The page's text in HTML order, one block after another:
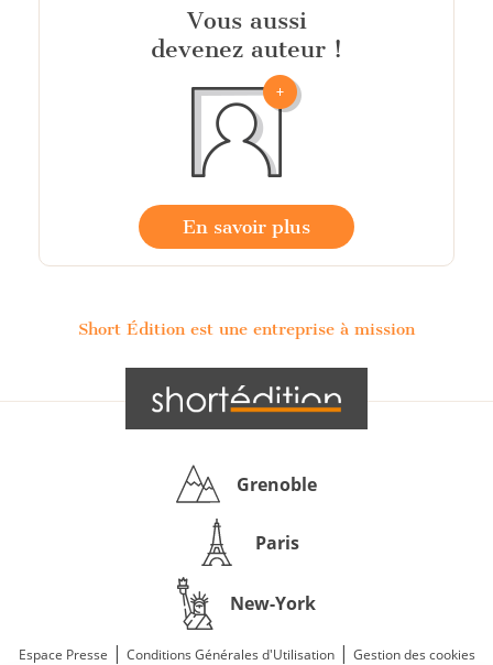
Vous aussi
devenez auteur !
En savoir plus
Short Édition est une entreprise à mission
Grenoble
Paris
New-York
Espace Presse | Conditions Générales d'Utilisation| Gestion des cookies